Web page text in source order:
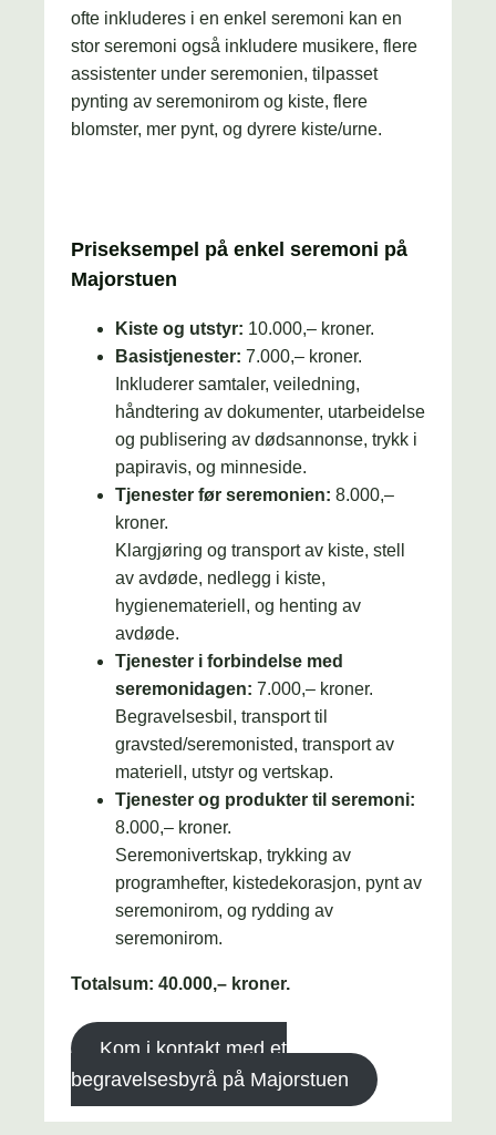
ofte inkluderes i en enkel seremoni kan en
stor seremoni også inkludere musikere, flere
assistenter under seremonien, tilpasset
pynting av seremonirom og kiste, flere
blomster, mer pynt, og dyrere kiste/urne.
Priseksempel på enkel seremoni på
Majorstuen
Kiste og utstyr: 10.000,– kroner.
Basistjenester: 7.000,– kroner.
Inkluderer samtaler, veiledning,
håndtering av dokumenter, utarbeidelse
og publisering av dødsannonse, trykk i
papiravis, og minneside.
Tjenester før seremonien: 8.000,–
kroner.
Klargjøring og transport av kiste, stell
av avdøde, nedlegg i kiste,
hygienemateriell, og henting av
avdøde.
Tjenester i forbindelse med
seremonidagen: 7.000,– kroner.
Begravelsesbil, transport til
gravsted/seremonisted, transport av
materiell, utstyr og vertskap.
Tjenester og produkter til seremoni:
8.000,– kroner.
Seremonivertskap, trykking av
programhefter, kistedekorasjon, pynt av
seremonirom, og rydding av
seremonirom.
Totalsum: 40.000,– kroner.
Kom i kontakt med et
begravelsesbyrå på Majorstuen